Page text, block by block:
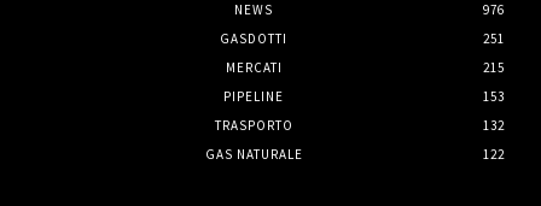
NEWS
976
GASDOTTI
251
MERCATI
215
PIPELINE
153
TRASPORTO
132
GAS NATURALE
122